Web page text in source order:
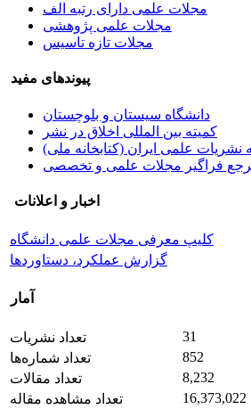
مجلات علمی دارای رتبه الف
مجلات علمی پژوهشی
مجلات تازه تاسیس
پیوندهای مفید
دانشگاه سیستان و بلوچستان
کمیته بین المللی اخلاق در نشر
نشریات علمی ایران (کتابخانه ملی)
فراگیر مجلات علمی و تخصصی
اخبار و اعلانات
کلیپ معرفی مجلات علمی دانشگاه
گزارش عملکرد، دستاوردها
آمار
تعداد نشریات
31
تعداد شماره‌ها
852
تعداد مقالات
8,232
تعداد مشاهده مقاله
16,373,022